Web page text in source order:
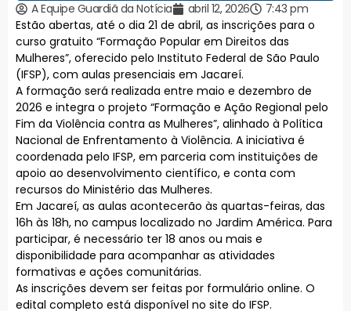
A Equipe Guardiã da Notícia abril 12, 2026
7:43 pm
Estão abertas, até o dia 21 de abril, as inscrições para o
curso gratuito “Formação Popular em Direitos das
Mulheres”, oferecido pelo Instituto Federal de São Paulo
(IFSP), com aulas presenciais em Jacareí.
A formação será realizada entre maio e dezembro de
2026 e integra o projeto “Formação e Ação Regional pelo
Fim da Violência contra as Mulheres”, alinhado à Política
Nacional de Enfrentamento à Violência. A iniciativa é
coordenada pelo IFSP, em parceria com instituições de
apoio ao desenvolvimento científico, e conta com
recursos do Ministério das Mulheres.
Em Jacareí, as aulas acontecerão às quartas-feiras, das
16h às 18h, no campus localizado no Jardim América. Para
participar, é necessário ter 18 anos ou mais e
disponibilidade para acompanhar as atividades
formativas e ações comunitárias.
As inscrições devem ser feitas por formulário online. O
edital completo está disponível no site do IFSP.